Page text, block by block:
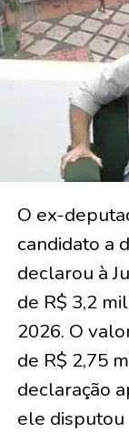
O ex-
candidato a
declarou à
de R$ 3,2
2026. O
de R$ 2,75
declaração
ele disputou